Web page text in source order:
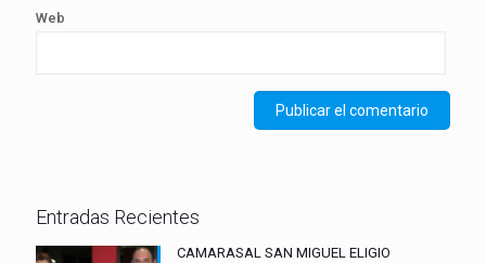
Web
Entradas Recientes
CAMARASAL SAN MIGUEL ELIGIO